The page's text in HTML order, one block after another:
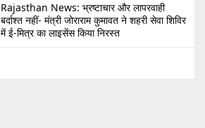
Rajasthan News: भ्रष्टाचार और लापरवाही
बर्दाश्त नहीं- मंत्री जोराराम कुमावत ने शहरी सेवा शिविर
में ई-मित्र का लाइसेंस किया निरस्त